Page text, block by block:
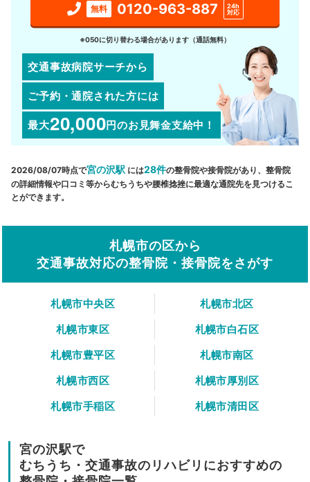
無料 0120-963-887
24h
対応
※050に切り替わる場合があります（通話無料）
交通事故病院サーチから
ご予約・通院された方には
最大20,000円のお見舞金支給中！
2026/08/07時点で宮の沢駅 には28件の整骨院や接骨院があり、整骨院
の詳細情報や口コミ等からむちうちや腰椎捻挫に最適な通院先を見つけるこ
とができます。
札幌市の区から
交通事故対応の整骨院・接骨院をさがす
札幌市中央区
札幌市北区
札幌市東区
札幌市白石区
札幌市豊平区
札幌市南区
札幌市西区
札幌市厚別区
札幌市手稲区
札幌市清田区
宮の沢駅で
むちうち・交通事故のリハビリにおすすめの